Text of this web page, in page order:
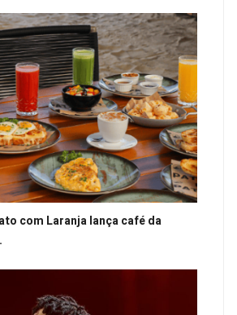
com Laranja lança café da